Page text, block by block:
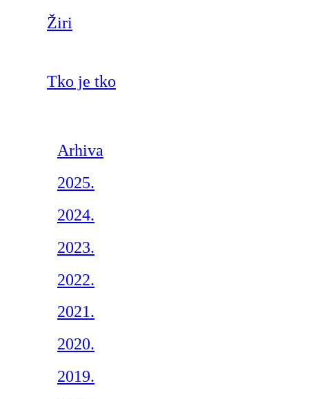
Žiri
Tko je tko
Arhiva
2025.
2024.
2023.
2022.
2021.
2020.
2019.